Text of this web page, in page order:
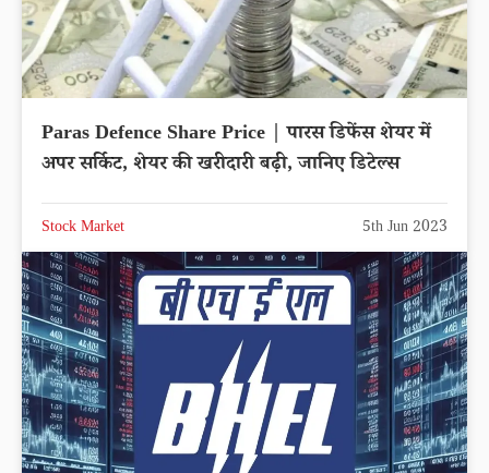
Paras Defence Share Price | पारस डिफेंस शेयर में
अपर सर्किट, शेयर की खरीदारी बढ़ी, जानिए डिटेल्स
Stock Market 5th Jun 2023